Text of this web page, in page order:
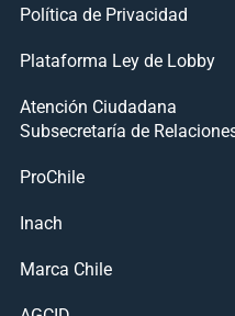
Política de Privacidad
Plataforma Ley de Lobby
Atención Ciudadana
Subsecretaría de
ProChile
Inach
Marca Chile